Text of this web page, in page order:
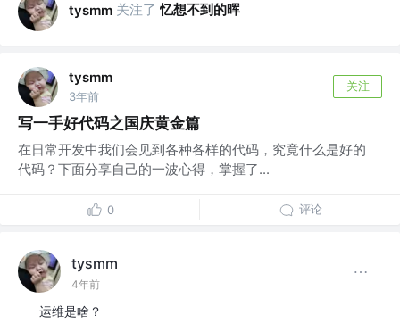
tysmm 关注了 忆想不到的晖
tysmm
3年前
关注
写一手好代码之国庆黄金篇
在日常开发中我们会见到各种各样的代码，究竟什么是好的
代码？下面分享自己的一波心得，掌握了...
0 评论
tysmm
4年前
运维是啥？